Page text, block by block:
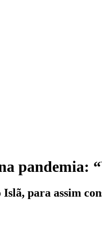
pandemia:
para assim